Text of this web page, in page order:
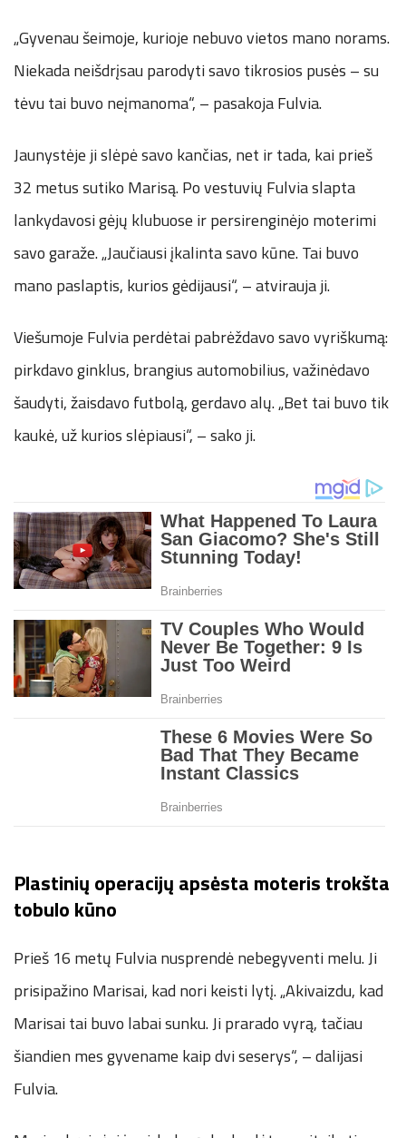
„Gyvenau šeimoje, kurioje nebuvo vietos mano norams.
Niekada neišdrįsau parodyti savo tikrosios pusės – su
tėvu tai buvo neįmanoma“, – pasakoja Fulvia.
Jaunystėje ji slėpė savo kančias, net ir tada, kai prieš
32 metus sutiko Marisą. Po vestuvių Fulvia slapta
lankydavosi gėjų klubuose ir persirenginėjo moterimi
savo garaže. „Jaučiausi įkalinta savo kūne. Tai buvo
mano paslaptis, kurios gėdijausi“, – atvirauja ji.
Viešumoje Fulvia perdėtai pabrėždavo savo vyriškumą:
pirkdavo ginklus, brangius automobilius, važinėdavo
šaudyti, žaisdavo futbolą, gerdavo alų. „Bet tai buvo tik
kaukė, už kurios slėpiausi“, – sako ji.
Plastinių operacijų apsėsta moteris trokšta
tobulo kūno
Prieš 16 metų Fulvia nusprendė nebegyventi melu. Ji
prisipažino Marisai, kad nori keisti lytį. „Akivaizdu, kad
Marisai tai buvo labai sunku. Ji prarado vyrą, tačiau
šiandien mes gyvename kaip dvi seserys“, – dalijasi
Fulvia.